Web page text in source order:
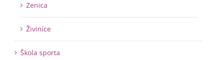
Zenica
Živinice
Škola sporta